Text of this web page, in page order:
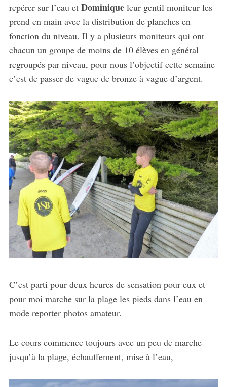
repérer sur l’eau et Dominiqueleur gentil moniteur les
prend en main avec la distribution de planches en
fonction du niveau. Il y a plusieurs moniteurs qui ont
chacun un groupe de moins de 10 élèves en général
regroupés par niveau, pour nous l’objectif cette semaine
c’est de passer de vague de bronze à vague d’argent.
C’est parti pour deux heures de sensation pour eux et
pour moi marche sur la plage les pieds dans l’eau en
mode reporter photos amateur.
Le cours commence toujours avec un peu de marche
jusqu’à la plage, échauffement, mise à l’eau,